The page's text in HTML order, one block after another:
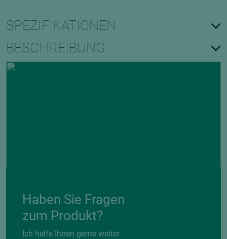
SPEZIFIKATIONEN
BESCHREIBUNG
Haben Sie Fragen
zum Produkt?
Ich helfe Ihnen gerne weiter